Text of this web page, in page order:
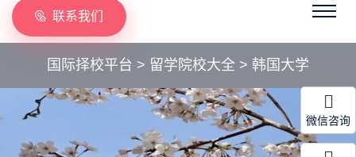
联系我们
国际择校平台 > 留学院校大全 > 韩国大学
微信咨询